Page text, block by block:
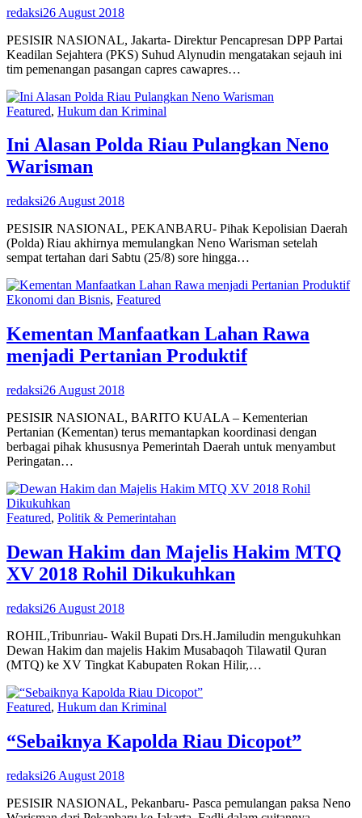
redaksi26 August 2018
PESISIR NASIONAL, Jakarta- Direktur Pencapresan DPP Partai
Keadilan Sejahtera (PKS) Suhud Alynudin mengatakan sejauh ini
tim pemenangan pasangan capres cawapres…
Featured, Hukum dan Kriminal
Ini Alasan Polda Riau Pulangkan Neno
Warisman
redaksi26 August 2018
PESISIR NASIONAL, PEKANBARU- Pihak Kepolisian Daerah
(Polda) Riau akhirnya memulangkan Neno Warisman setelah
sempat tertahan dari Sabtu (25/8) sore hingga…
Ekonomi dan Bisnis, Featured
Kementan Manfaatkan Lahan Rawa
menjadi Pertanian Produktif
redaksi26 August 2018
PESISIR NASIONAL, BARITO KUALA – Kementerian
Pertanian (Kementan) terus memantapkan koordinasi dengan
berbagai pihak khususnya Pemerintah Daerah untuk menyambut
Peringatan…
Featured, Politik & Pemerintahan
Dewan Hakim dan Majelis Hakim MTQ
XV 2018 Rohil Dikukuhkan
redaksi26 August 2018
ROHIL,Tribunriau- Wakil Bupati Drs.H.Jamiludin mengukuhkan
Dewan Hakim dan majelis Hakim Musabaqoh Tilawatil Quran
(MTQ) ke XV Tingkat Kabupaten Rokan Hilir,…
Featured, Hukum dan Kriminal
“Sebaiknya Kapolda Riau Dicopot”
redaksi26 August 2018
PESISIR NASIONAL, Pekanbaru- Pasca pemulangan paksa Neno